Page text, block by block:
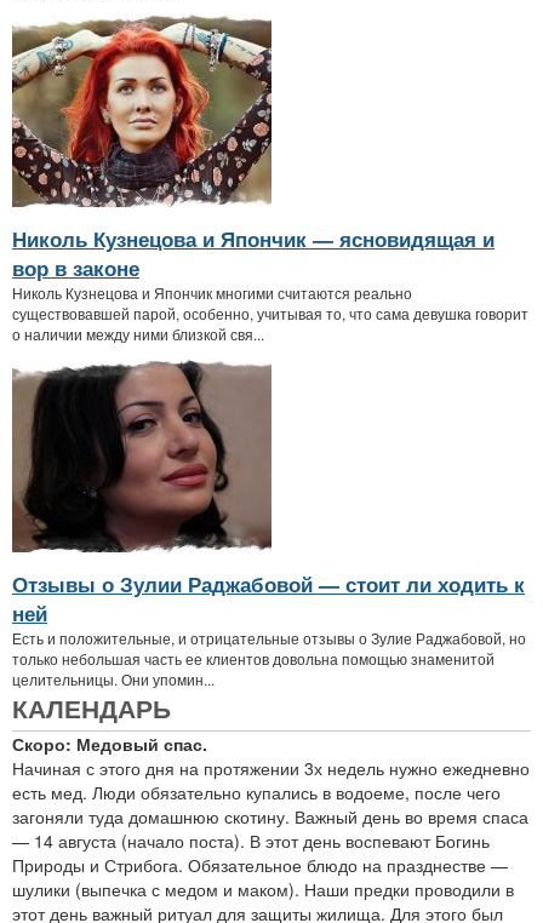
Николь Кузнецова и Япончик — ясновидящая и
вор в законе
Николь Кузнецова и Япончик многими считаются реально
существовавшей парой, особенно, учитывая то, что сама девушка говорит
о наличии между ними близкой свя...
Отзывы о Зулии Раджабовой — стоит ли ходить к
ней
Есть и положительные, и отрицательные отзывы о Зулие Раджабовой, но
только небольшая часть ее клиентов довольна помощью знаменитой
целительницы. Они упомин...
КАЛЕНДАРЬ
Скоро: Медовый спас.
Начиная с этого дня на протяжении 3х недель нужно ежедневно
есть мед. Люди обязательно купались в водоеме, после чего
загоняли туда домашнюю скотину. Важный день во время спаса
— 14 августа (начало поста). В этот день воспевают Богинь
Природы и Стрибога. Обязательное блюдо на празднестве —
шулики (выпечка с медом и маком). Наши предки проводили в
этот день важный ритуал для защиты жилища. Для этого был